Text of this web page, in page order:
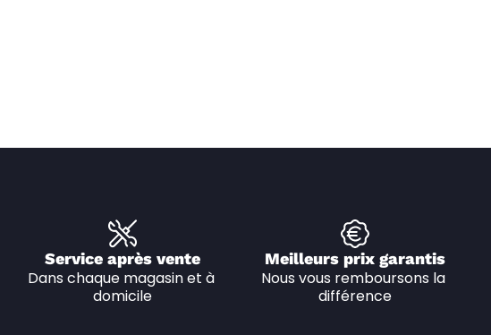
Service après vente
Dans chaque magasin et à
domicile
Meilleurs prix garantis
Nous vous remboursons la
différence